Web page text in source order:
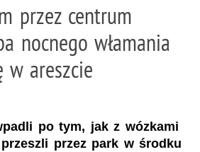
przez centrum
nocnego włamania
w areszcie
po tym, jak z wózkami
przez park w środku